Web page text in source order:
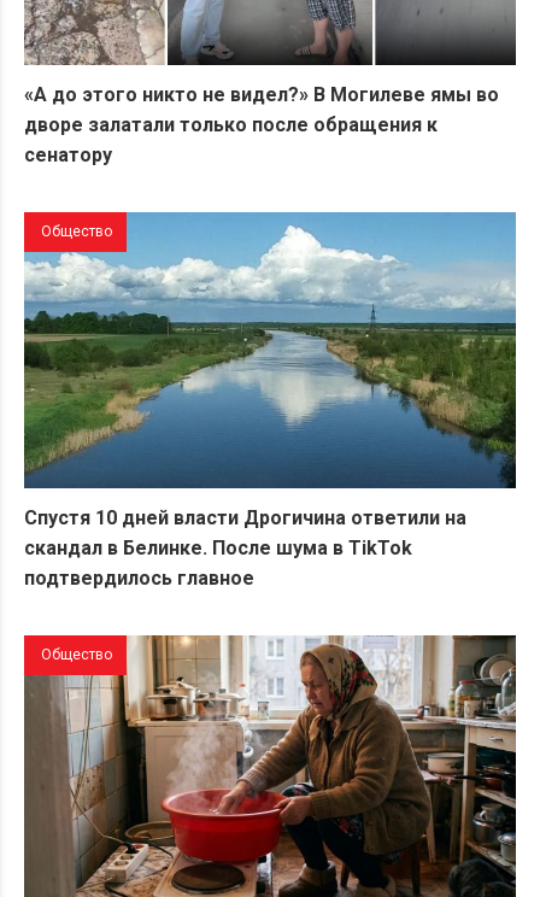
«А до этого никто не видел?» В Могилеве ямы во
дворе залатали только после обращения к
сенатору
Общество
Спустя 10 дней власти Дрогичина ответили на
скандал в Белинке. После шума в TikTok
подтвердилось главное
Общество